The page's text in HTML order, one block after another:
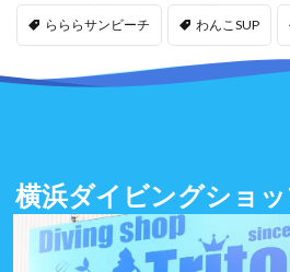
らららサンビーチ わんこSUP
横浜ダイビングショ